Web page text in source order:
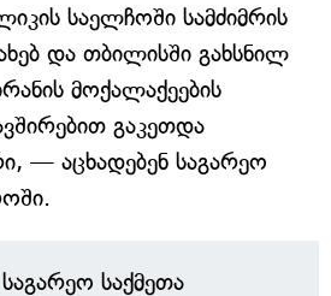
საელჩოში სამძიმრის
და თბილისში გახსნილ
მოქალაქეების
გაკეთდა
— აცხადებენ საგარეო
საქმეთა